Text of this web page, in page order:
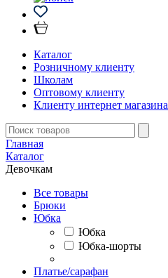
Каталог
Розничному клиенту
Школам
Оптовому клиенту
Клиенту интернет магазина
Главная
Каталог
Девочкам
Все товары
Брюки
Юбка
Юбка
Юбка-шорты
Платье/сарафан